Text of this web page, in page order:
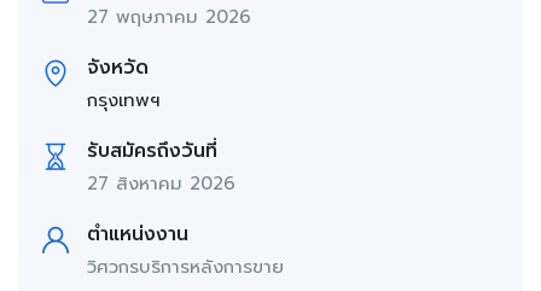
27 พฤษภาคม 2026
จังหวัด
กรุงเทพฯ
รับสมัครถึงวันที่
27 สิงหาคม 2026
ตำแหน่งงาน
วิศวกรบริการหลังการขาย